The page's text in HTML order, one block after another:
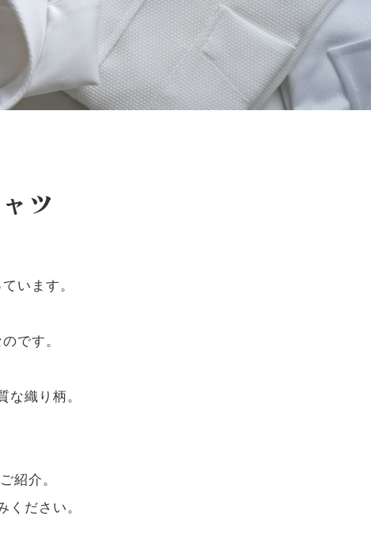
ツ
います。
です。
織り柄。
紹介。
ください。